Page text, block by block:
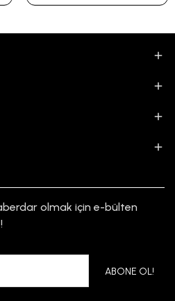
olmak için e-bülten
ABONE OL!